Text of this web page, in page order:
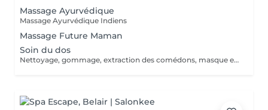
Massage Ayurvédique
Massage Ayurvédique Indiens
Massage Future Maman
Soin du dos
Nettoyage, gommage, extraction des comédons, masque et massage